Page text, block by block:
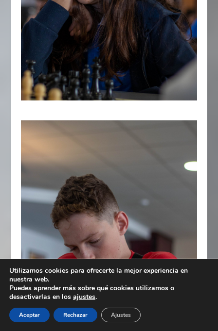
Utilizamos cookies para ofrecerte la mejor experiencia en
nuestra web.
Puedes aprender más sobre qué cookies utilizamos o
desactivarlas en los ajustes.
Aceptar Rechazar Ajustes